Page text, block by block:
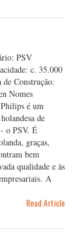
PSV
c. 35.000
Construção:
Nomes
é um
de
o PSV. É
graças,
bem
qualidade e às
A
Read Article